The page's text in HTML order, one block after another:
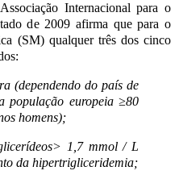
Internacional para o
de 2009 afirma que para o
(SM) qualquer três dos cinco
(dependendo do país de
população europeia ≥80
homens);
1,7 mmol / L
da hipertrigliceridemia;